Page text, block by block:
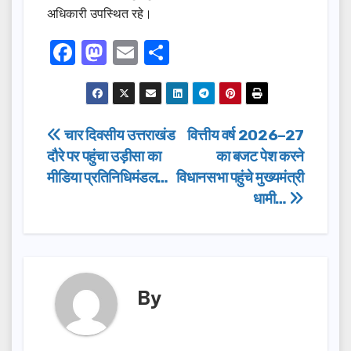
अधिकारी उपस्थित रहे।
F
a
c
e
b
o
k
M
a
st
o
d
o
E
m
ail
h
ar
e
Post
navigation
वित्तीय वर्ष 2026–27
का बजट पेश करने
विधानसभा पहुंचे मुख्यमंत्री
धामी…
चार दिवसीय उत्तराखंड
दौरे पर पहुंचा उड़ीसा का
मीडिया प्रतिनिधिमंडल…
By